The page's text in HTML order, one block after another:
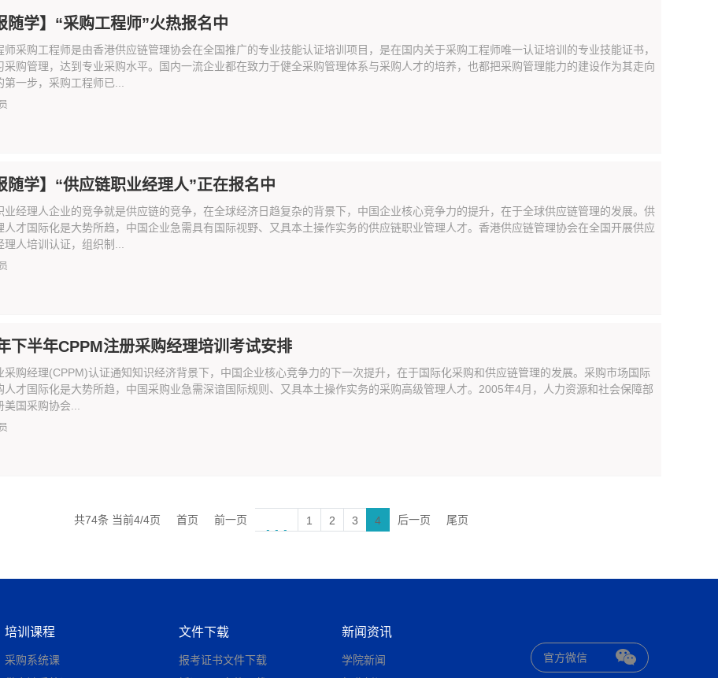
随学】“采购工程师”火热报名中
师采购工程师是由香港供应链管理协会在全国推广的专业技能认证培训项目，是在国内关于采购工程师唯一认证培训的专业技能证书，
采购管理，达到专业采购水平。国内一流企业都在致力于健全采购管理体系与采购人才的培养，也都把采购管理能力的建设作为其走向
第一步，采购工程师已...
随学】“供应链职业经理人”正在报名中
业经理人企业的竞争就是供应链的竞争，在全球经济日趋复杂的背景下，中国企业核心竞争力的提升，在于全球供应链管理的发展。供
人才国际化是大势所趋，中国企业急需具有国际视野、又具本土操作实务的供应链职业管理人才。香港供应链管理协会在全国开展供应
理人培训认证，组织制...
下半年CPPM注册采购经理培训考试安排
采购经理(CPPM)认证通知知识经济背景下，中国企业核心竞争力的下一次提升，在于国际化采购和供应链管理的发展。采购市场国际
人才国际化是大势所趋，中国采购业急需深谙国际规则、又具本土操作实务的采购高级管理人才。2005年4月，人力资源和社会保障部
国采购协会...
共74条 当前4/4页 首页 前一页 ··· 1 2 3 4 后一页 尾页
培训课程
采购系统课
文件下载
报考证书文件下载
新闻资讯
学院新闻
官方微信